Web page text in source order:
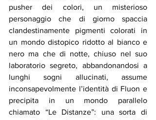
pusher dei colori, un misterioso
personaggio che di giorno spaccia
clandestinamente pigmenti colorati in
un mondo distopico ridotto al bianco e
nero ma che di notte, chiuso nel suo
laboratorio segreto, abbandonandosi a
lunghi sogni allucinati, assume
inconsapevolmente l’identità di Fluon e
precipita in un mondo parallelo
chiamato “Le Distanze”: una sorta di